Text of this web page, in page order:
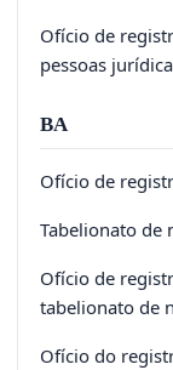
Ofício de
pessoas
BA
Ofício de
Tabelionato de
Ofício de
tabelionato de
Ofício do